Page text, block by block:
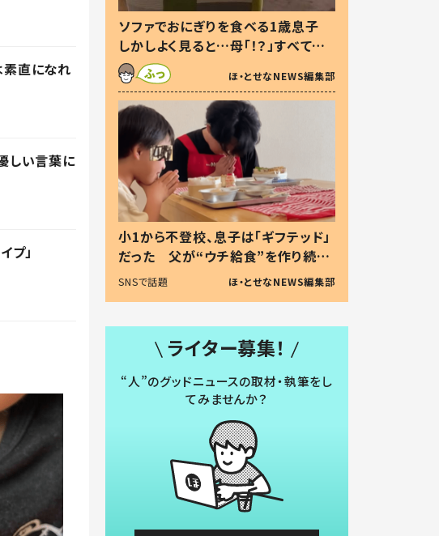
直になれ
しい言葉に
プ」
ソファでおにぎりを食べる1歳息子
しかしよく見ると…母「！？」すべてを
察した母の投稿に「可愛いから許
す！」「現行犯〜」
ほ・とせなNEWS編集部
小1から不登校、息子は「ギフテッド」
だった 父が“ウチ給食”を作り続け
る理由とは #令和の親 #令和の子
SNSで話題 ほ・とせなNEWS編集部
ライター募集！
“人”のグッドニュースの取材・執筆をし
てみませんか？